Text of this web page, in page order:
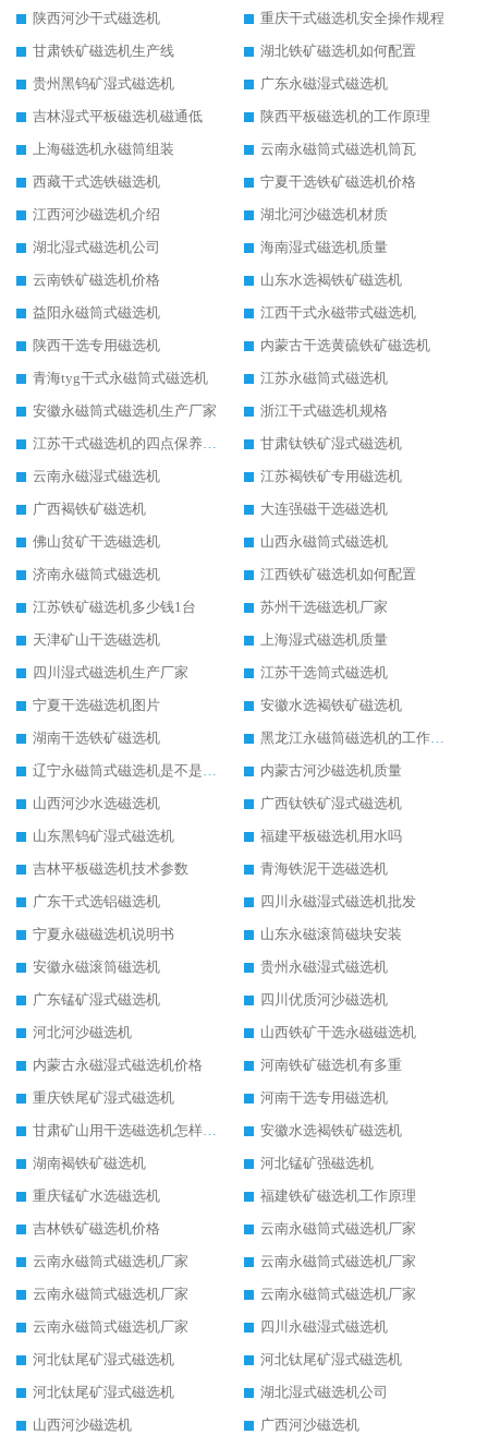
陕西河沙干式磁选机
重庆干式磁选机安全操作规程
甘肃铁矿磁选机生产线
湖北铁矿磁选机如何配置
贵州黑钨矿湿式磁选机
广东永磁湿式磁选机
吉林湿式平板磁选机磁通低
陕西平板磁选机的工作原理
上海磁选机永磁筒组装
云南永磁筒式磁选机筒瓦
西藏干式选铁磁选机
宁夏干选铁矿磁选机价格
江西河沙磁选机介绍
湖北河沙磁选机材质
湖北湿式磁选机公司
海南湿式磁选机质量
云南铁矿磁选机价格
山东水选褐铁矿磁选机
益阳永磁筒式磁选机
江西干式永磁带式磁选机
陕西干选专用磁选机
内蒙古干选黄硫铁矿磁选机
青海tyg干式永磁筒式磁选机
江苏永磁筒式磁选机
安徽永磁筒式磁选机生产厂家
浙江干式磁选机规格
江苏干式磁选机的四点保养秘籍
甘肃钛铁矿湿式磁选机
云南永磁湿式磁选机
江苏褐铁矿专用磁选机
广西褐铁矿磁选机
大连强磁干选磁选机
佛山贫矿干选磁选机
山西永磁筒式磁选机
济南永磁筒式磁选机
江西铁矿磁选机如何配置
江苏铁矿磁选机多少钱1台
苏州干选磁选机厂家
天津矿山干选磁选机
上海湿式磁选机质量
四川湿式磁选机生产厂家
江苏干选筒式磁选机
宁夏干选磁选机图片
安徽水选褐铁矿磁选机
湖南干选铁矿磁选机
黑龙江永磁筒磁选机的工作原理
辽宁永磁筒式磁选机是不是强磁
内蒙古河沙磁选机质量
山西河沙水选磁选机
广西钛铁矿湿式磁选机
山东黑钨矿湿式磁选机
福建平板磁选机用水吗
吉林平板磁选机技术参数
青海铁泥干选磁选机
广东干式选铝磁选机
四川永磁湿式磁选机批发
宁夏永磁磁选机说明书
山东永磁滚筒磁块安装
安徽永磁滚筒磁选机
贵州永磁湿式磁选机
广东锰矿湿式磁选机
四川优质河沙磁选机
河北河沙磁选机
山西铁矿干选永磁磁选机
内蒙古永磁湿式磁选机价格
河南铁矿磁选机有多重
重庆铁尾矿湿式磁选机
河南干选专用磁选机
甘肃矿山用干选磁选机怎样调磁
安徽水选褐铁矿磁选机
湖南褐铁矿磁选机
河北锰矿强磁选机
重庆锰矿水选磁选机
福建铁矿磁选机工作原理
吉林铁矿磁选机价格
云南永磁筒式磁选机厂家
云南永磁筒式磁选机厂家
云南永磁筒式磁选机厂家
云南永磁筒式磁选机厂家
云南永磁筒式磁选机厂家
云南永磁筒式磁选机厂家
四川永磁湿式磁选机
河北钛尾矿湿式磁选机
河北钛尾矿湿式磁选机
河北钛尾矿湿式磁选机
湖北湿式磁选机公司
山西河沙磁选机
广西河沙磁选机